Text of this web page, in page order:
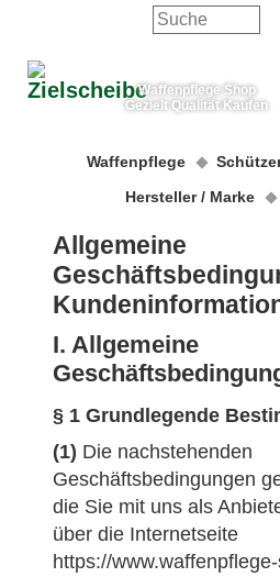
Waffenpflege Shop
Gezielt Qualität Kaufen
Waffenpflege
Hersteller / Marke
Allgemeine
I. Allgemeine
§ 1 Grundlegende
(1) Die nachstehenden
Geschäftsbedingungen
die Sie mit uns als
über die Internetseite
https://